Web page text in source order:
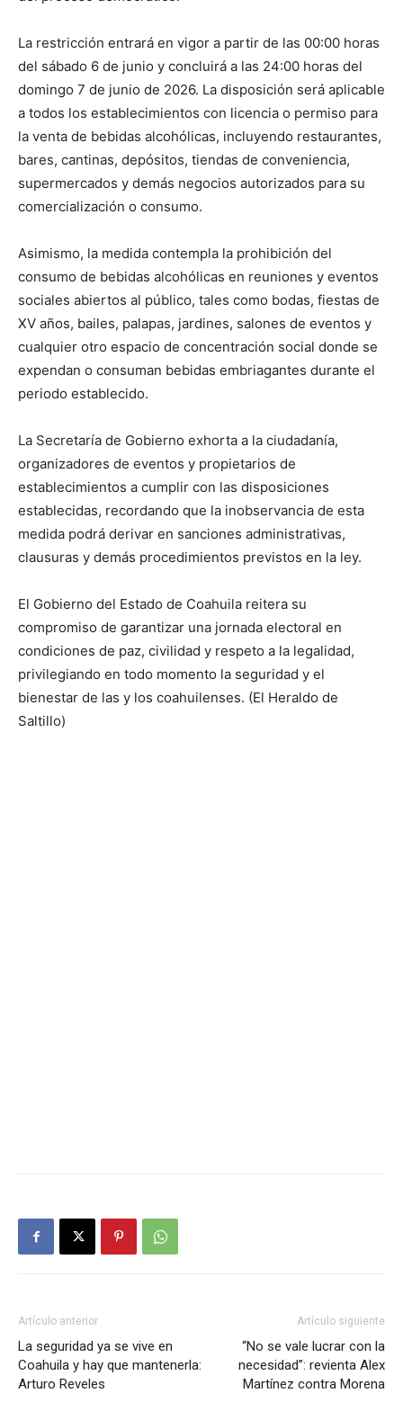
La restricción entrará en vigor a partir de las 00:00 horas
del sábado 6 de junio y concluirá a las 24:00 horas del
domingo 7 de junio de 2026. La disposición será aplicable
a todos los establecimientos con licencia o permiso para
la venta de bebidas alcohólicas, incluyendo restaurantes,
bares, cantinas, depósitos, tiendas de conveniencia,
supermercados y demás negocios autorizados para su
comercialización o consumo.
Asimismo, la medida contempla la prohibición del
consumo de bebidas alcohólicas en reuniones y eventos
sociales abiertos al público, tales como bodas, fiestas de
XV años, bailes, palapas, jardines, salones de eventos y
cualquier otro espacio de concentración social donde se
expendan o consuman bebidas embriagantes durante el
periodo establecido.
La Secretaría de Gobierno exhorta a la ciudadanía,
organizadores de eventos y propietarios de
establecimientos a cumplir con las disposiciones
establecidas, recordando que la inobservancia de esta
medida podrá derivar en sanciones administrativas,
clausuras y demás procedimientos previstos en la ley.
El Gobierno del Estado de Coahuila reitera su
compromiso de garantizar una jornada electoral en
condiciones de paz, civilidad y respeto a la legalidad,
privilegiando en todo momento la seguridad y el
bienestar de las y los coahuilenses. (El Heraldo de
Saltillo)
Artículo anterior
La seguridad ya se vive en
Coahuila y hay que mantenerla:
Arturo Reveles
Artículo siguiente
“No se vale lucrar con la
necesidad”: revienta Alex
Martínez contra Morena